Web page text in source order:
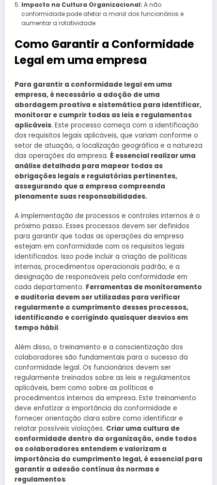
Impacto na Cultura Organizacional: A não
conformidade pode afetar a moral dos funcionários e
aumentar a rotatividade.
Como Garantir a Conformidade
Legal em uma empresa
Para garantir a conformidade legal em uma
empresa, é necessário a adoção de uma
abordagem proativa e sistemática para identificar,
monitorar e cumprir todas as leis e regulamentos
aplicáveis. Este processo começa com a identificação
dos requisitos legais aplicáveis, que variam conforme o
setor de atuação, a localização geográfica e a natureza
das operações da empresa. É essencial realizar uma
análise detalhada para mapear todas as
obrigações legais e regulatórias pertinentes,
assegurando que a empresa compreenda
plenamente suas responsabilidades.
A implementação de processos e controles internos é o
próximo passo. Esses processos devem ser definidos
para garantir que todas as operações da empresa
estejam em conformidade com os requisitos legais
identificados. Isso pode incluir a criação de políticas
internas, procedimentos operacionais padrão, e a
designação de responsáveis pela conformidade em
cada departamento. Ferramentas de monitoramento
e auditoria devem ser utilizadas para verificar
regularmente o cumprimento desses processos,
identificando e corrigindo quaisquer desvios em
tempo hábil.
Além disso, o treinamento e a conscientização dos
colaboradores são fundamentais para o sucesso da
conformidade legal. Os funcionários devem ser
regularmente treinados sobre as leis e regulamentos
aplicáveis, bem como sobre as políticas e
procedimentos internos da empresa. Este treinamento
deve enfatizar a importância da conformidade e
fornecer orientação clara sobre como identificar e
relatar possíveis violações. Criar uma cultura de
conformidade dentro da organização, onde todos
os colaboradores entendem e valorizam a
importância do cumprimento legal, é essencial para
garantir a adesão contínua às normas e
regulamentos.